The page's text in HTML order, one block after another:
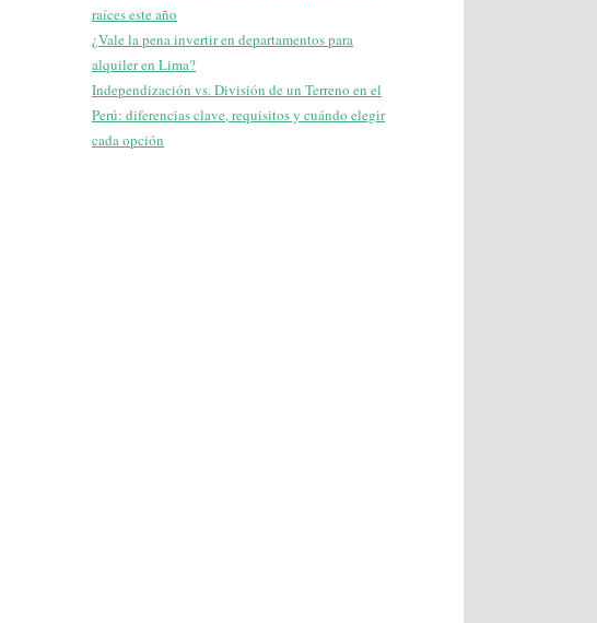
raíces este año
¿Vale la pena invertir en departamentos para
alquiler en Lima?
Independización vs. División de un Terreno en el
Perú: diferencias clave, requisitos y cuándo elegir
cada opción